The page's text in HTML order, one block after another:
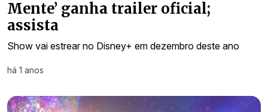
Mente’ ganha trailer oficial;
assista
Show vai estrear no Disney+ em dezembro deste ano
há 1 anos